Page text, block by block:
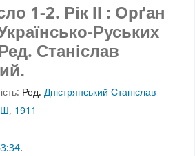
1-2. Рік ІІ : Орґан
Руських
Станіслав
Ред. Дністрянський Станіслав
, 1911
.